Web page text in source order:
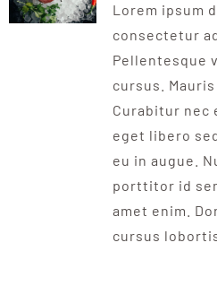
Lorem ipsum
consectetur
Pellentesque
cursus.
Curabitur nec
eget libero
eu in augue.
porttitor id
amet enim.
cursus